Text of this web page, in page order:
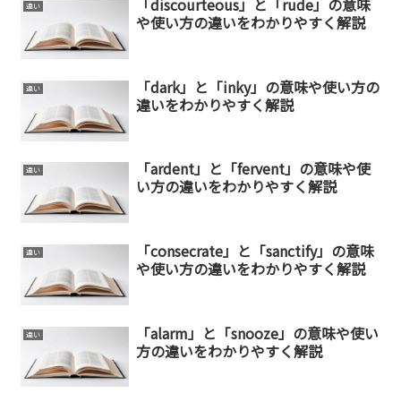
違い
「discourteous」と「rude」の意味
や使い方の違いをわかりやすく解説
違い
「dark」と「inky」の意味や使い方の
違いをわかりやすく解説
違い
「ardent」と「fervent」の意味や使
い方の違いをわかりやすく解説
違い
「consecrate」と「sanctify」の意味
や使い方の違いをわかりやすく解説
違い
「alarm」と「snooze」の意味や使い
方の違いをわかりやすく解説